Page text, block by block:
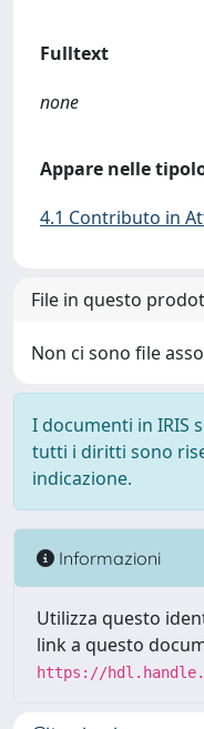
Fulltext
none
Appare nelle
4.1 Contributo in
File in questo
Non ci sono file
I documenti in IRIS
tutti i diritti sono
indicazione.
Informazioni
Utilizza questo
link a questo
https://